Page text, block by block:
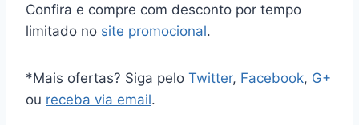
Confira e compre com desconto por tempo
limitado no site promocional.
*Mais ofertas? Siga pelo Twitter, Facebook, G+
ou receba via email.